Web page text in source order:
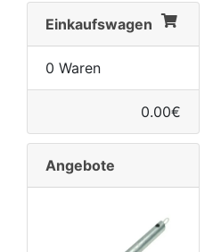
Einkaufswagen
0 Waren
0.00€
Angebote